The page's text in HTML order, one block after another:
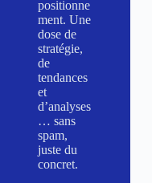
positionne
ment. Une
dose de
stratégie,
de
tendances
et
d’analyses
… sans
spam,
juste du
concret.